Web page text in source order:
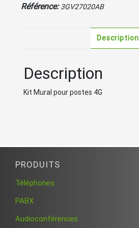
Référence:3GV27020AB
Description
Description
Kit Mural pour postes 4G
PRODUITS
Téléphones
PABX
Audioconférences